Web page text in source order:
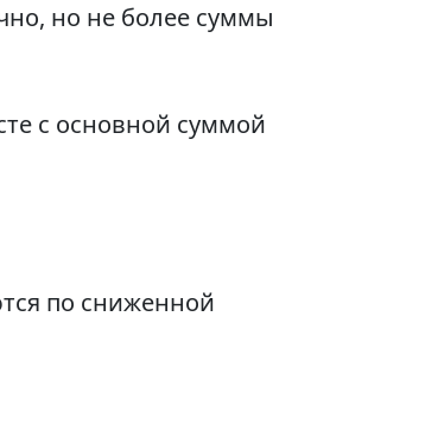
но не более суммы
с основной суммой
по сниженной